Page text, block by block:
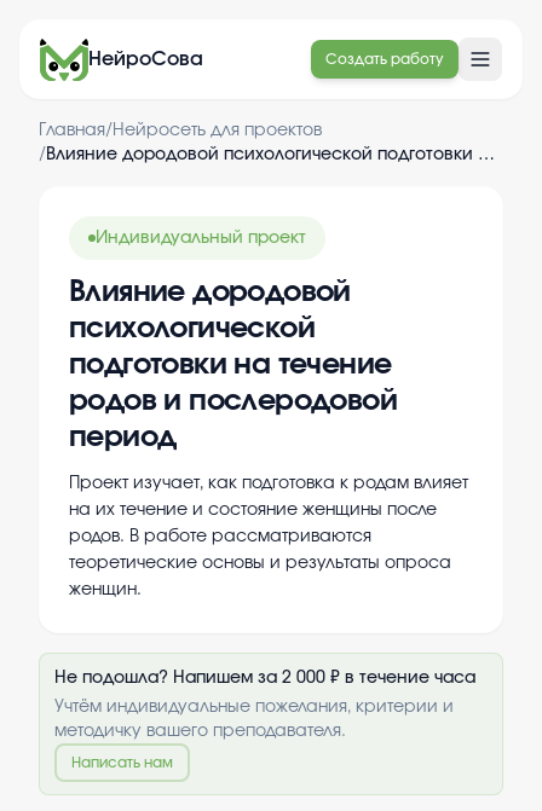
НейроСова Создать работу
Главная/ Нейросеть для проектов
/
Влияние дородовой психологической подготовки на течение родов и послеродовой период
Индивидуальный проект
Влияние дородовой
психологической
подготовки на течение
родов и послеродовой
период
Проект изучает, как подготовка к родам влияет
на их течение и состояние женщины после
родов. В работе рассматриваются
теоретические основы и результаты опроса
женщин.
Не подошла? Напишем за 2 000 ₽ в течение часа
Учтём индивидуальные пожелания, критерии и
методичку вашего преподавателя.
Написать нам